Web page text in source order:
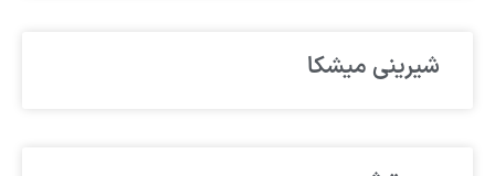
شیرینی میشکا